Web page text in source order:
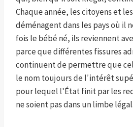
Chaque année, les citoyens et
déménagent dans les pays où il
fois le bébé né, ils reviennent
parce que différentes fissures
continuent de permettre que
le nom toujours de l'intérêt
pour lequel l'État finit par les
ne soient pas dans un limbe légal.